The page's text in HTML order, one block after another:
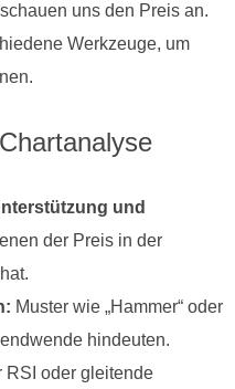
uns den Preis an.
Werkzeuge, um
und
der Preis in der
Muster wie „Hammer“ oder
hindeuten.
oder gleitende